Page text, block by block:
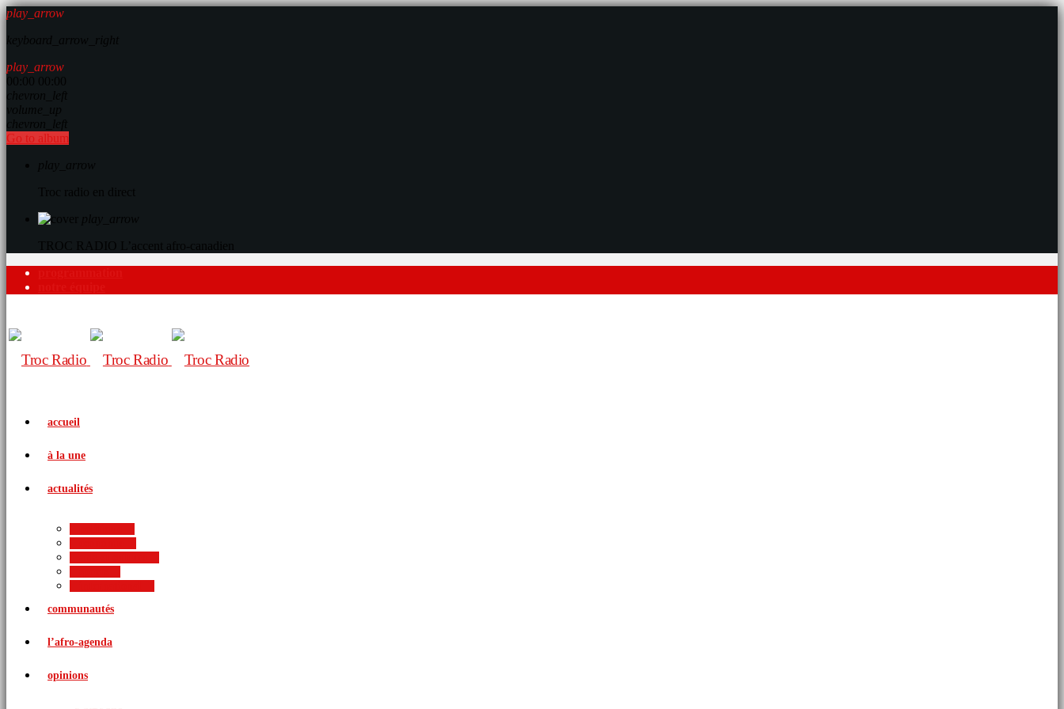
play_arrow
play_arrow
Go to album
accueil
à la une
actualités
communautés
l’afro-agenda
opinions